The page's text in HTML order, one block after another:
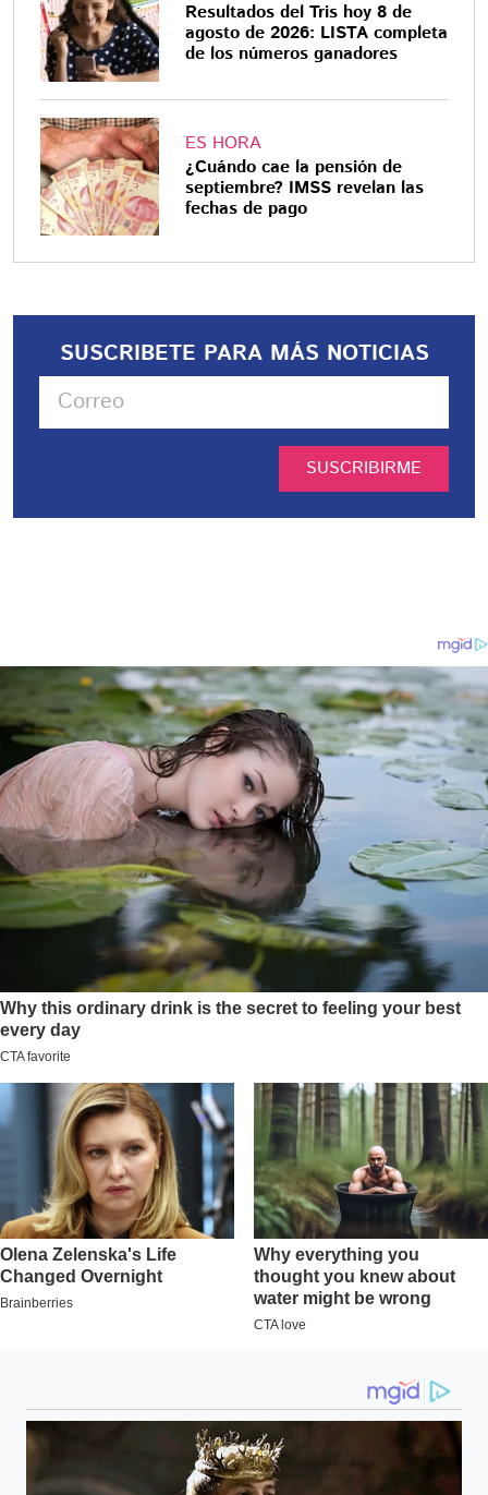
Resultados del Tris hoy 8 de
agosto de 2026: LISTA completa
de los números ganadores
ES HORA
¿Cuándo cae la pensión de
septiembre? IMSS revelan las
fechas de pago
SUSCRIBETE PARA MÁS NOTICIAS
SUSCRIBIRME